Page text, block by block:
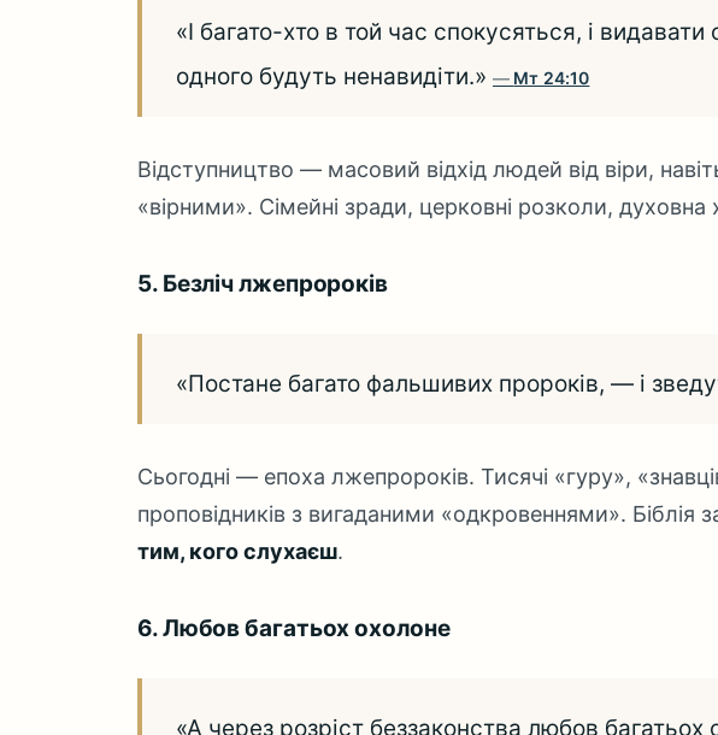
«І багато-хто в той час спокусяться, і
одного будуть ненавидіти.»
Мт 24:10
Відступництво — масовий відхід людей від віри,
«вірними». Сімейні зради, церковні розколи, духовна
5. Безліч лжепророків
«Постане багато фальшивих пророків, — і
Сьогодні — епоха лжепророків. Тисячі «гуру»,
проповідників з вигаданими «одкровеннями». Біблія
тим, кого слухаєш.
6. Любов багатьох охолоне
«А через розріст беззаконства любов багатьох